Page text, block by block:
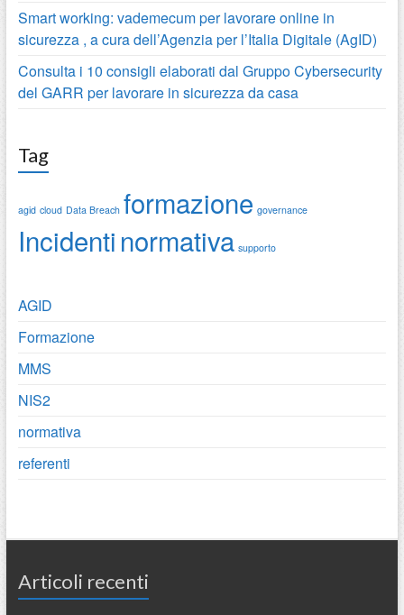
Smart working: vademecum per lavorare online in
sicurezza , a cura dell’Agenzia per l’Italia Digitale (AgID)
Consulta i 10 consigli elaborati dal Gruppo Cybersecurity
del GARR per lavorare in sicurezza da casa
Tag
agid cloud Data Breach formazione governance
Incidentinormativa supporto
AGID
Formazione
MMS
NIS2
normativa
referenti
Articoli recenti